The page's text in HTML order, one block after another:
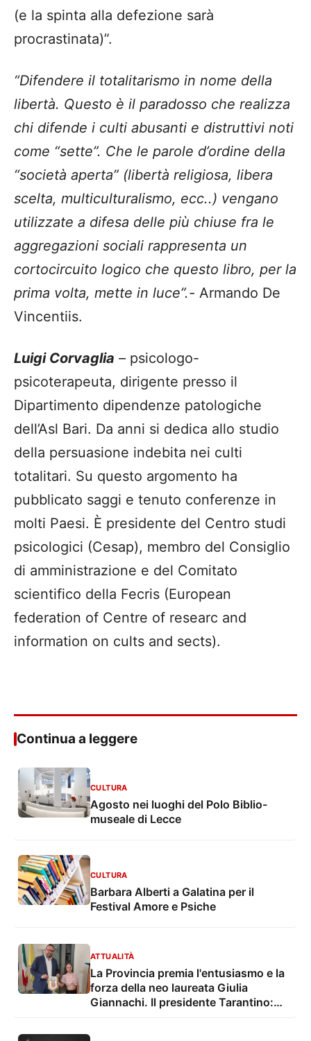
(e la spinta alla defezione sarà
procrastinata)”.
“Difendere il totalitarismo in nome della
libertà. Questo è il paradosso che realizza
chi difende i culti abusanti e distruttivi noti
come “sette”. Che le parole d’ordine della
“società aperta” (libertà religiosa, libera
scelta, multiculturalismo, ecc..) vengano
utilizzate a difesa delle più chiuse fra le
aggregazioni sociali rappresenta un
cortocircuito logico che questo libro, per la
prima volta, mette in luce”.- Armando De
Vincentiis.
Luigi Corvaglia – psicologo-
psicoterapeuta, dirigente presso il
Dipartimento dipendenze patologiche
dell’Asl Bari. Da anni si dedica allo studio
della persuasione indebita nei culti
totalitari. Su questo argomento ha
pubblicato saggi e tenuto conferenze in
molti Paesi. È presidente del Centro studi
psicologici (Cesap), membro del Consiglio
di amministrazione e del Comitato
scientifico della Fecris (European
federation of Centre of researc and
information on cults and sects).
Continua a leggere
CULTURA
Agosto nei luoghi del Polo Biblio-
museale di Lecce
CULTURA
Barbara Alberti a Galatina per il
Festival Amore e Psiche
ATTUALITÀ
La Provincia premia l'entusiasmo e la
forza della neo laureata Giulia
Giannachi. Il presidente Tarantino: